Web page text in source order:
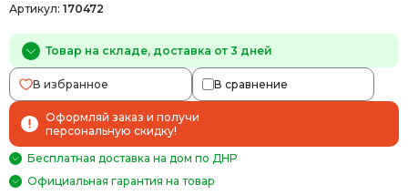
Артикул: 170472
Товар на складе, доставка от 3 дней
В избранное В сравнение
Оформляй заказ и получи
персональную скидку!
Бесплатная доставка на дом по ДНР
Официальная гарантия на товар